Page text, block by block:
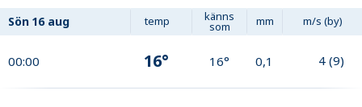
Sön 16 aug temp känns
som mm m/s (by)
00:00 16° 16° 0,1 4 (9)